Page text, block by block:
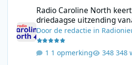
Radio Caroline North
driedaagse uitzending
Doorde redactie in
1 opmerking 348